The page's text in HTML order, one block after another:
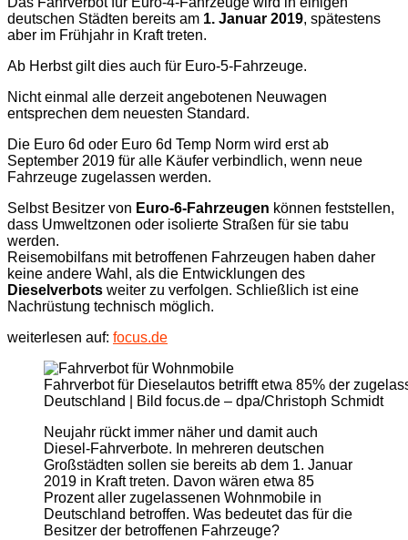
deutschen Städten bereits am 1. Januar 2019, spätestens
aber im Frühjahr in Kraft treten.
Ab Herbst gilt dies auch für Euro-5-Fahrzeuge.
Nicht einmal alle derzeit angebotenen Neuwagen
entsprechen dem neuesten Standard.
Die Euro 6d oder Euro 6d Temp Norm wird erst ab
September 2019 für alle Käufer verbindlich, wenn neue
Fahrzeuge zugelassen werden.
Selbst Besitzer von Euro-6-Fahrzeugen können feststellen,
dass Umweltzonen oder isolierte Straßen für sie tabu
werden.
Reisemobilfans mit betroffenen Fahrzeugen haben daher
keine andere Wahl, als die Entwicklungen des
Dieselverbots weiter zu verfolgen. Schließlich ist eine
Nachrüstung technisch möglich.
weiterlesen auf: focus.de
Fahrverbot für Dieselautos betrifft etwa 85% der
Deutschland | Bild focus.de – dpa/Christoph Schmidt
Neujahr rückt immer näher und damit auch
Diesel-Fahrverbote. In mehreren deutschen
Großstädten sollen sie bereits ab dem 1. Januar
2019 in Kraft treten. Davon wären etwa 85
Prozent aller zugelassenen Wohnmobile in
Deutschland betroffen. Was bedeutet das für die
Besitzer der betroffenen Fahrzeuge?